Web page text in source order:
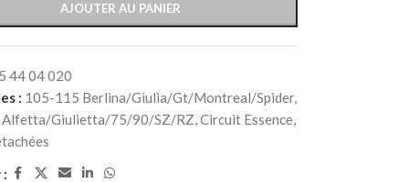
AJOUTER AU PANIER
44 04 020
: 105-115 Berlina/Giulia/Gt/Montreal/Spider,
Giulietta/75/90/SZ/RZ,Circuit Essence,